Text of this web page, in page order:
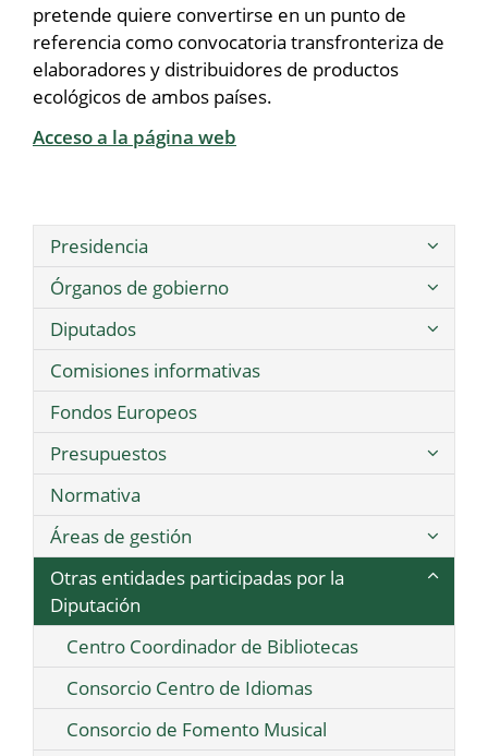
pretende quiere convertirse en un punto de
referencia como convocatoria transfronteriza de
elaboradores y distribuidores de productos
ecológicos de ambos países.
Acceso a la página web
Presidencia
Órganos de gobierno
Diputados
Comisiones informativas
Fondos Europeos
Presupuestos
Normativa
Áreas de gestión
Otras entidades participadas por la
Diputación
Centro Coordinador de Bibliotecas
Consorcio Centro de Idiomas
Consorcio de Fomento Musical